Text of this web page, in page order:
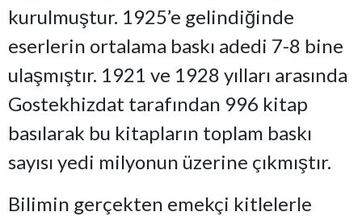
kurulmuştur. 1925’e gelindiğinde
eserlerin ortalama baskı adedi 7-8 bine
ulaşmıştır. 1921 ve 1928 yılları arasında
Gostekhizdat tarafından 996 kitap
basılarak bu kitapların toplam baskı
sayısı yedi milyonun üzerine çıkmıştır.
Bilimin gerçekten emekçi kitlelerle